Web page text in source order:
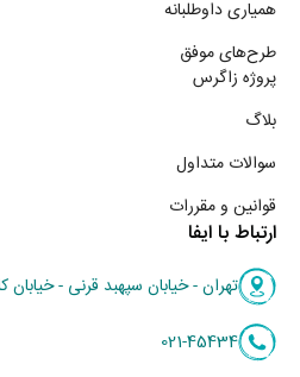
همیاری داوطلبانه
طرح‌های موفق
پروژه زاگرس
بلاگ
سوالات متداول
قوانین و مقررات
ارتباط با ایفا
تهران - خیابان سپهبد قرنی - خیابان کلانتری -
021-45434